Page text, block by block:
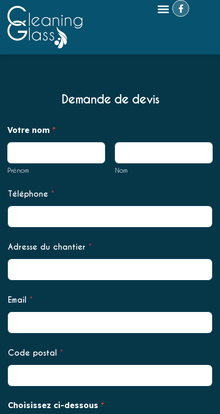
Demande de devis
a
t
ê
t
e
T
é
é
h
n
Votre nom *
Prénom Nom
Téléphone *
Adresse du chantier *
Email *
Code postal *
Choisissez ci-dessous *